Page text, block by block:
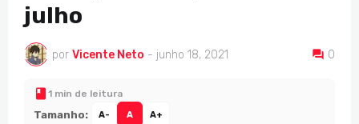
julho
por Vicente Neto - junho 18, 2021 0
1 min de leitura
Tamanho: A- A A+